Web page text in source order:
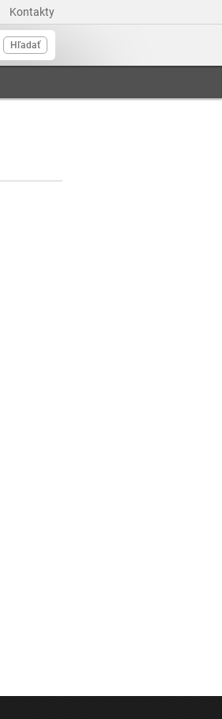
Kontakty
Hľadať